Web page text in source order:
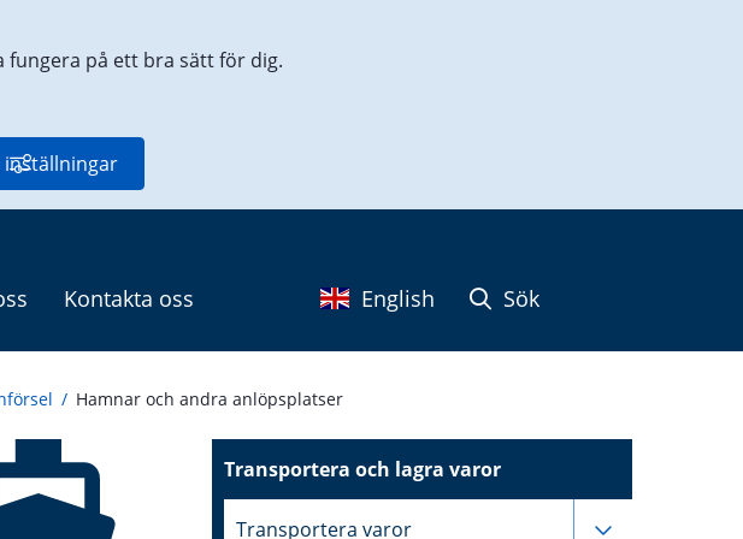
fungera på ett bra sätt för dig.
inställningar
Kontakta oss English Sök
/ Hamnar och andra anlöpsplatser
Transportera och lagra varor
Transportera varor